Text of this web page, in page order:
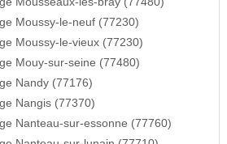
Moussy-le-neuf (77230)
Moussy-le-vieux (77230)
Mouy-sur-seine (77480)
Nandy (77176)
Nangis (77370)
Nanteau-sur-essonne (77760)